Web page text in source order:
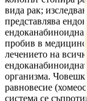
вида рак;
представлява
пробив в
лечението на
организма.
равновесие
система се